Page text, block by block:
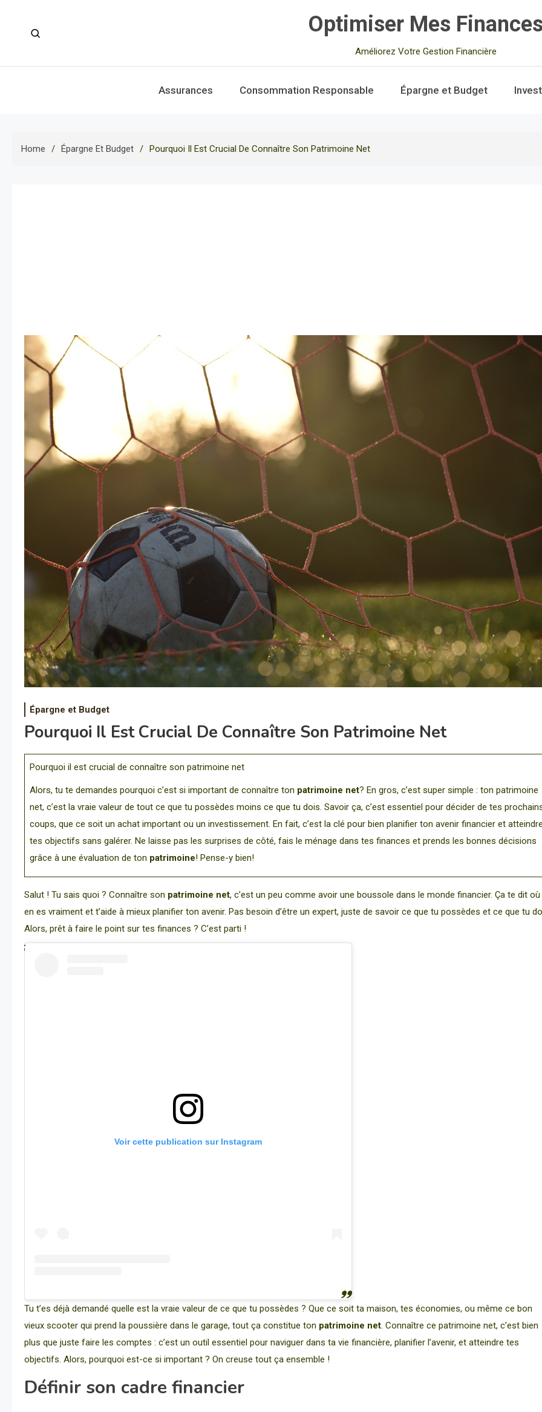
Optimiser Mes
Améliorez Votre Gestion Financière
Assurances Consommation Responsable Épargne et Budget
Home Épargne Et Budget Pourquoi Il Est Crucial De Connaître Son Patrimoine Net
Épargne et Budget
Pourquoi Il Est Crucial De Connaître Son Patrimoine Net
Pourquoi il est crucial de connaître son patrimoine net
Alors, tu te demandes pourquoi c’est si important de connaître ton patrimoine net? En gros, c’est super simple : ton patrimoine
net, c’est la vraie valeur de tout ce que tu possèdes moins ce que tu dois. Savoir ça, c’est essentiel pour décider de tes
coups, que ce soit un achat important ou un investissement. En fait, c’est la clé pour bien planifier ton avenir financier et
tes objectifs sans galérer. Ne laisse pas les surprises de côté, fais le ménage dans tes finances et prends les bonnes décisions
grâce à une évaluation de ton patrimoine! Pense-y bien!
Salut ! Tu sais quoi ? Connaître son patrimoine net, c’est un peu comme avoir une boussole dans le monde financier. Ça te dit
en es vraiment et t’aide à mieux planifier ton avenir. Pas besoin d’être un expert, juste de savoir ce que tu possèdes et ce que tu
Alors, prêt à faire le point sur tes finances ? C’est parti !
Voir cette publication sur Instagram
Tu t’es déjà demandé quelle est la vraie valeur de ce que tu possèdes ? Que ce soit ta maison, tes économies, ou même ce bon
vieux scooter qui prend la poussière dans le garage, tout ça constitue ton patrimoine net. Connaître ce patrimoine net, c’est bien
plus que juste faire les comptes : c’est un outil essentiel pour naviguer dans ta vie financière, planifier l’avenir, et atteindre tes
objectifs. Alors, pourquoi est-ce si important ? On creuse tout ça ensemble !
Définir son cadre financier